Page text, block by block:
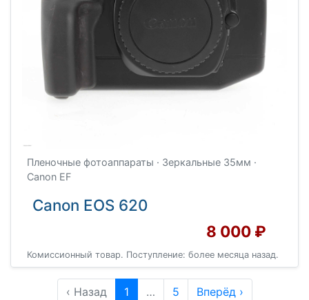
Пленочные фотоаппараты · Зеркальные 35мм ·
Canon EF
Canon EOS 620
8 000 ₽
Комиссионный товар. Поступление: более месяца назад.
‹ Назад 1 … 5 Вперёд ›